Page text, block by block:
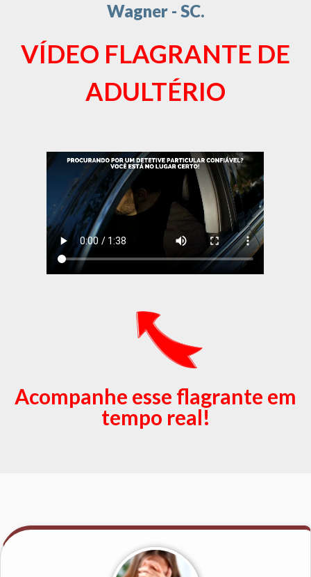
Wagner - SC.
VÍDEO FLAGRANTE DE
ADULTÉRIO
Acompanhe esse flagrante em
tempo real!